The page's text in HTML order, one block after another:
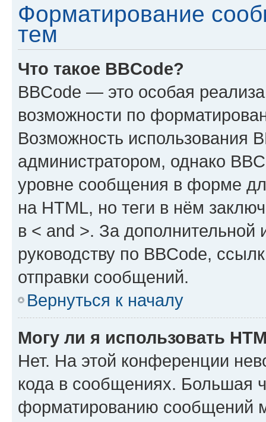
Форматирование
тем
Что такое BBCode?
BBCode — это особая
возможности по
Возможность использования
администратором, однако
уровне сообщения в форме
на HTML, но теги в нём
в < and >. За
руководству по BBCode,
отправки сообщений.
Вернуться к началу
Могу ли я использовать
Нет. На этой конференции
кода в сообщениях. Большая
форматированию сообщений